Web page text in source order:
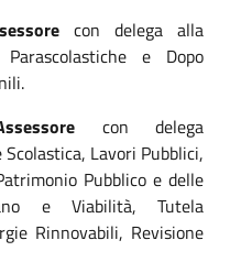
con delega alla
e Dopo
con delega
Lavori Pubblici,
Pubblico e delle
e Viabilità, Tutela
Rinnovabili, Revisione